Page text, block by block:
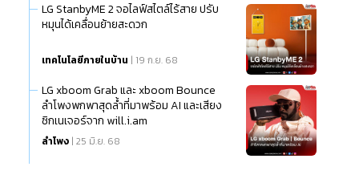
LG StanbyME 2 จอไลฟ์สไตล์ไร้สาย ปรับ
หมุนได้เคลื่อนย้ายสะดวก
เทคโนโลยีภายในบ้าน | 19 ก.ย. 68
LG xboom Grab และ xboom Bounce
ลำโพงพกพาสุดล้ำที่มาพร้อม AI และเสียง
ซิกเนเจอร์จาก will.i.am
ลำโพง | 25 มิ.ย. 68